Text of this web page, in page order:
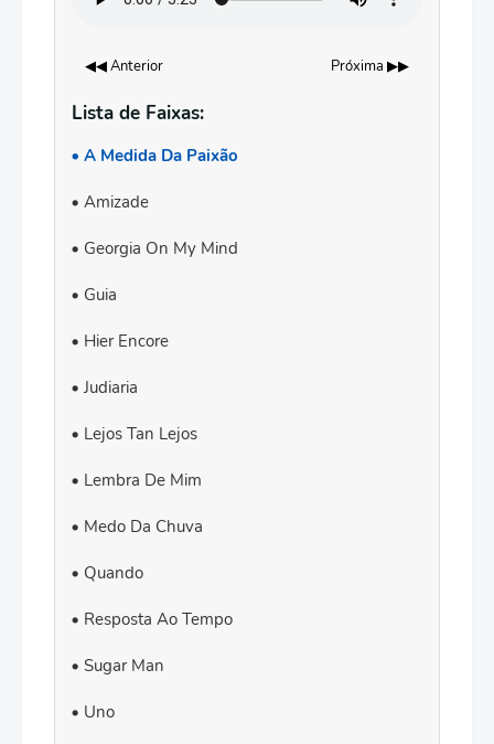
◀◀ Anterior Próxima ▶▶
Lista de Faixas:
A Medida Da Paixão
Amizade
Georgia On My Mind
Guia
Hier Encore
Judiaria
Lejos Tan Lejos
Lembra De Mim
Medo Da Chuva
Quando
Resposta Ao Tempo
Sugar Man
Uno